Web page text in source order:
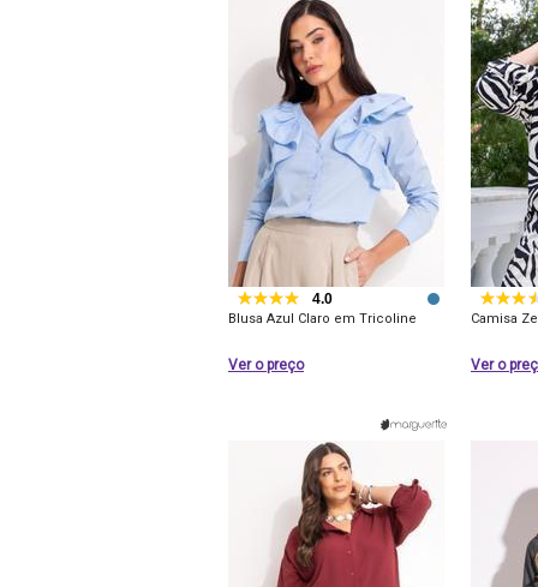
4.0
Blusa Azul Claro em Tricoline
Ver o preço
Camisa
Ver o